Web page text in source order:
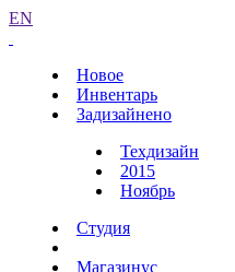
EN
Новое
Инвентарь
Задизайнено
Техдизайн
2015
Ноябрь
Студия
Магазинус